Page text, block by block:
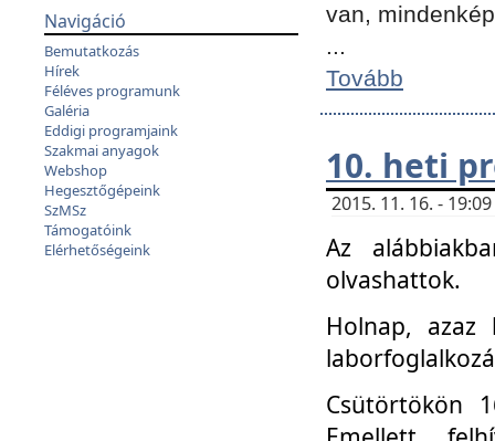
Navigáció
Bemutatkozás
Hírek
Féléves programunk
Galéria
Eddigi programjaink
Szakmai anyagok
Webshop
Hegesztőgépeink
SzMSz
Támogatóink
Elérhetőségeink
van,
...
Tovább
10. heti
2015. 11. 16. -
Az
olvashattok.
Holnap, azaz
Csütörtökön